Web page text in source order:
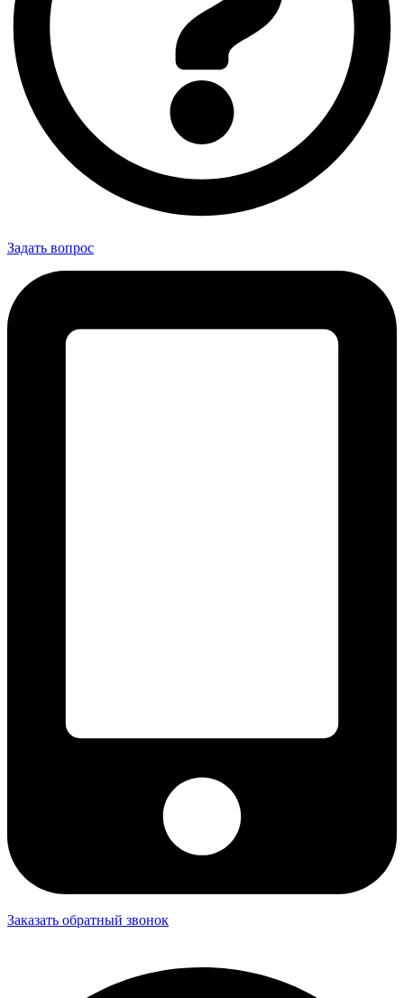
Задать вопрос
Заказать обратный звонок